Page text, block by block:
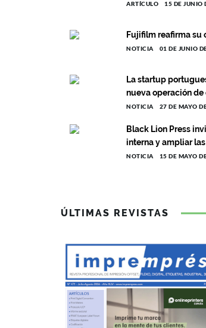
ARTÍCULO 15 DE JUNIO
Fujifilm reafirma su
NOTICIA 01 DE JUNIO
La startup
nueva operación
NOTICIA 27 DE MAYO
Black Lion Press
interna y ampliar
NOTICIA 15 DE MAYO
ÚLTIMAS REVISTAS